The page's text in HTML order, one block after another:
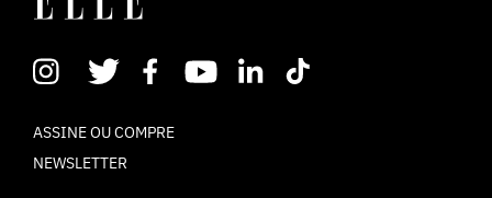
ASSINE OU COMPRE
NEWSLETTER